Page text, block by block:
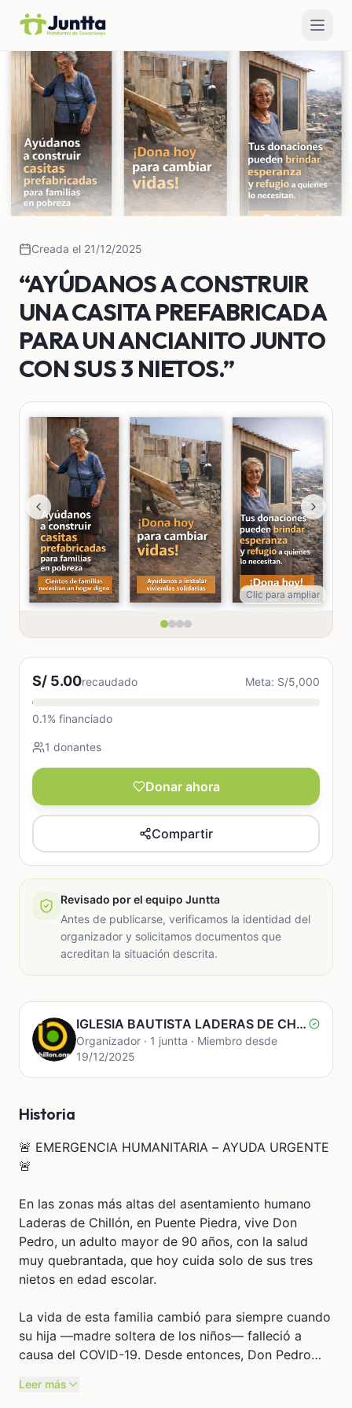
Creada el 21/12/2025
“AYÚDANOS A CONSTRUIR
UNA CASITA PREFABRICADA
PARA UN ANCIANITO JUNTO
CON SUS 3 NIETOS.”
Clic para ampliar
S/ 5.00recaudado Meta: S/5,000
0.1% financiado
1 donantes
Donar ahora
Compartir
Revisado por el equipo Juntta
Antes de publicarse, verificamos la identidad del
organizador y solicitamos documentos que
acreditan la situación descrita.
IGLESIA BAUTISTA LADERAS DE CHILLON
Organizador · 1 juntta · Miembro desde
19/12/2025
Historia
🚨 EMERGENCIA HUMANITARIA – AYUDA URGENTE
🚨
En las zonas más altas del asentamiento humano
Laderas de Chillón, en Puente Piedra, vive Don
Pedro, un adulto mayor de 90 años, con la salud
muy quebrantada, que hoy cuida solo de sus tres
nietos en edad escolar.
La vida de esta familia cambió para siempre cuando
su hija —madre soltera de los niños— falleció a
causa del COVID-19. Desde entonces, Don Pedro
enorme responsabilidad de proteger a tres menores
Leer más